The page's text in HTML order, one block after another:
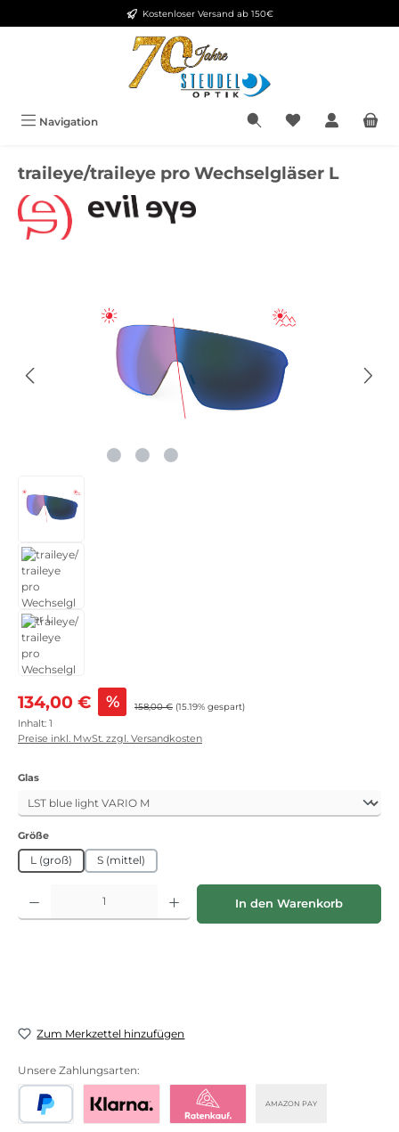
Zum Hauptinhalt springenKostenloser Versand ab 150€
Navigation
traileye/traileye pro Wechselgläser L
Verkaufspreis:
134,00 € % Regulärer Preis:
158,00 € (15.19% gespart)
Inhalt: 1
Preise inkl. MwSt. zzgl. Versandkosten
Glasauswählen
Größeauswählen
L (groß) S (mittel)
Produkt Anzahl: Gib den gewünschten Wert ein oder benutze die
In den Warenkorb
Zum Merkzettel hinzufügen
Unsere Zahlungsarten:
AMAZON PAY